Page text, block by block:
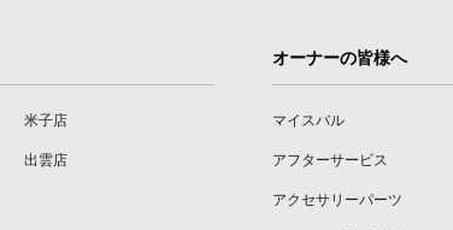
米子店
出雲店
オーナーの皆様へ
マイスバル
アフターサービス
アクセサリーパーツ